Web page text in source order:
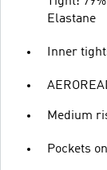
Elastane
Inner
Medium
Pockets